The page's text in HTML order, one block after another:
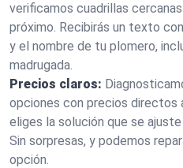
verificamos cuadrillas
próximo. Recibirás un texto
y el nombre de tu plomero,
madrugada.
Precios claros:
opciones con precios directos
eliges la solución que se
Sin sorpresas, y podemos
opción.